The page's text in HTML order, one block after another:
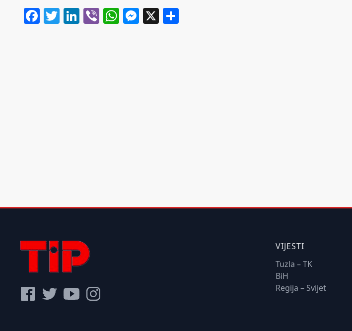
Facebook
Twitter
LinkedIn
ViberWhatsApp
Messenger
X
VIJESTI
Tuzla – TK
BiH
Regija – Svijet